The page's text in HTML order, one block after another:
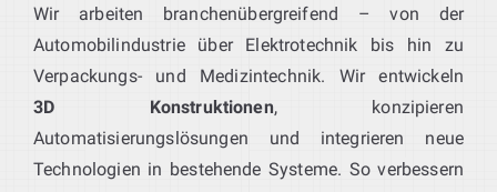
Wir arbeiten branchenübergreifend – von der
Automobilindustrie über Elektrotechnik bis hin zu
Verpackungs- und Medizintechnik. Wir entwickeln
3D Konstruktionen, konzipieren
Automatisierungslösungen und integrieren neue
Technologien in bestehende Systeme. So verbessern